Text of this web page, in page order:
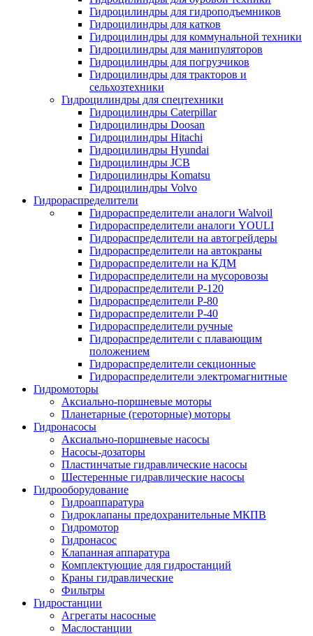
Гидроцилиндры для гидроподъемников
Гидроцилиндры для катков
Гидроцилиндры для коммунальной техники
Гидроцилиндры для манипуляторов
Гидроцилиндры для погрузчиков
Гидроцилиндры для тракторов и
сельхозтехники
Гидроцилиндры для спецтехники
Гидроцилиндры Caterpillar
Гидроцилиндры Doosan
Гидроцилиндры Hitachi
Гидроцилиндры Hyundai
Гидроцилиндры JCB
Гидроцилиндры Komatsu
Гидроцилиндры Volvo
Гидрораспределители
Гидрораспределители аналоги Walvoil
Гидрораспределители аналоги YOULI
Гидрораспределители на автогрейдеры
Гидрораспределители на автокраны
Гидрораспределители на КДМ
Гидрораспределители на мусоровозы
Гидрораспределители Р-120
Гидрораспределители Р-80
Гидрораспределители Р-40
Гидрораспределители ручные
Гидрораспределители с плавающим
положением
Гидрораспределители секционные
Гидрораспределители электромагнитные
Гидромоторы
Аксиально-поршневые моторы
Планетарные (героторные) моторы
Гидронасосы
Аксиально-поршневые насосы
Насосы-дозаторы
Пластинчатые гидравлические насосы
Шестеренные гидравлические насосы
Гидрооборудование
Гидроаппаратура
Гидроклапаны предохранительные МКПВ
Гидромотор
Гидронасос
Клапанная аппаратура
Комплектующие для гидростанций
Краны гидравлические
Фильтры
Гидростанции
Агрегаты насосные
Маслостанции